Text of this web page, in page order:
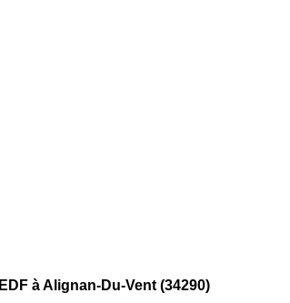
EDF à Alignan-Du-Vent (34290)